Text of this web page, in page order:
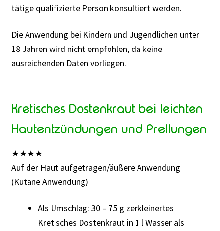
tätige qualifizierte Person konsultiert werden.
Die Anwendung bei Kindern und Jugendlichen unter
18 Jahren wird nicht empfohlen, da keine
ausreichenden Daten vorliegen.
Kretisches Dostenkraut bei leichten
Hautentzündungen und Prellungen
★★★★
Auf der Haut aufgetragen/äußere Anwendung
(Kutane Anwendung)
Als Umschlag: 30 – 75 g zerkleinertes
Kretisches Dostenkraut in 1 l Wasser als